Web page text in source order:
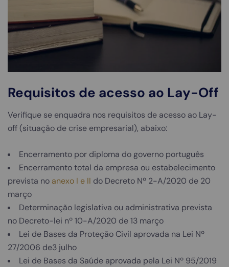
Requisitos de acesso ao Lay-Off
Verifique se enquadra nos requisitos de acesso ao Lay-
off (situação de crise empresarial), abaixo:
Encerramento por diploma do governo português
Encerramento total da empresa ou estabelecimento
prevista no anexo I e II do Decreto Nº 2-A/2020 de 20
março
Determinação legislativa ou administrativa prevista
no Decreto-lei nº 10-A/2020 de 13 março
Lei de Bases da Proteção Civil aprovada na Lei Nº
27/2006 de3 julho
Lei de Bases da Saúde aprovada pela Lei Nº 95/2019